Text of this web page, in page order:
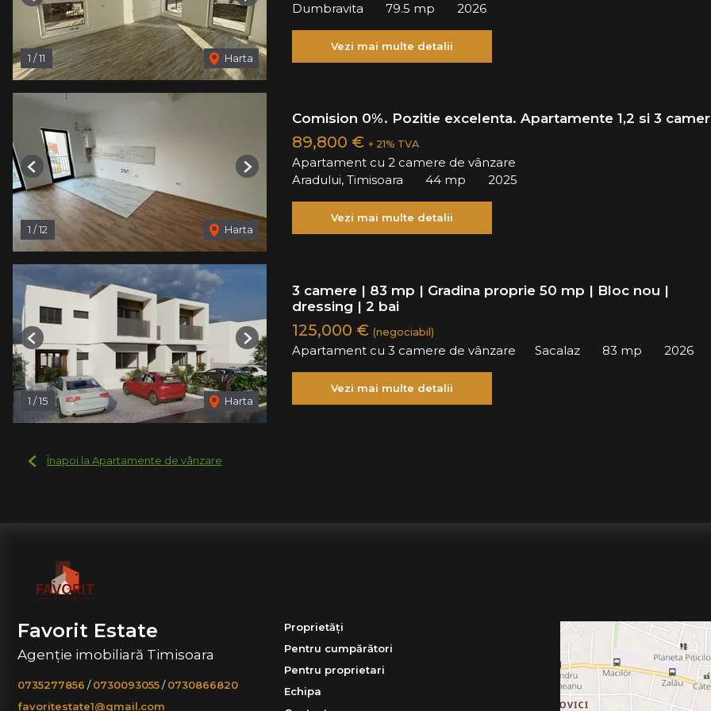
1 /11 Harta
Dumbravita 79.5 mp 2026
Vezi mai multe detalii
1 /12 Harta
Previous Next
Comision 0%. Pozitie excelenta. Apartamente 1,2 si 3
89,800 € + 21% TVA
Apartament cu 2 camere de vânzare
Aradului, Timisoara
44 mp 2025
Vezi mai multe detalii
1 /15 Harta
Previous Next
3 camere | 83 mp | Gradina proprie 50 mp | Bloc nou |
dressing | 2 bai
125,000 € (negociabil)
Apartament cu 3 camere de vânzare Sacalaz 83 mp 2026
Vezi mai multe detalii
Înapoi la Apartamente de vânzare
Favorit Estate
Agenție imobiliară Timisoara
0735277856 /0730093055/0730866820
favoritestate1@gmail.com
Proprietăți
Pentru cumpărători
Pentru proprietari
Echipa